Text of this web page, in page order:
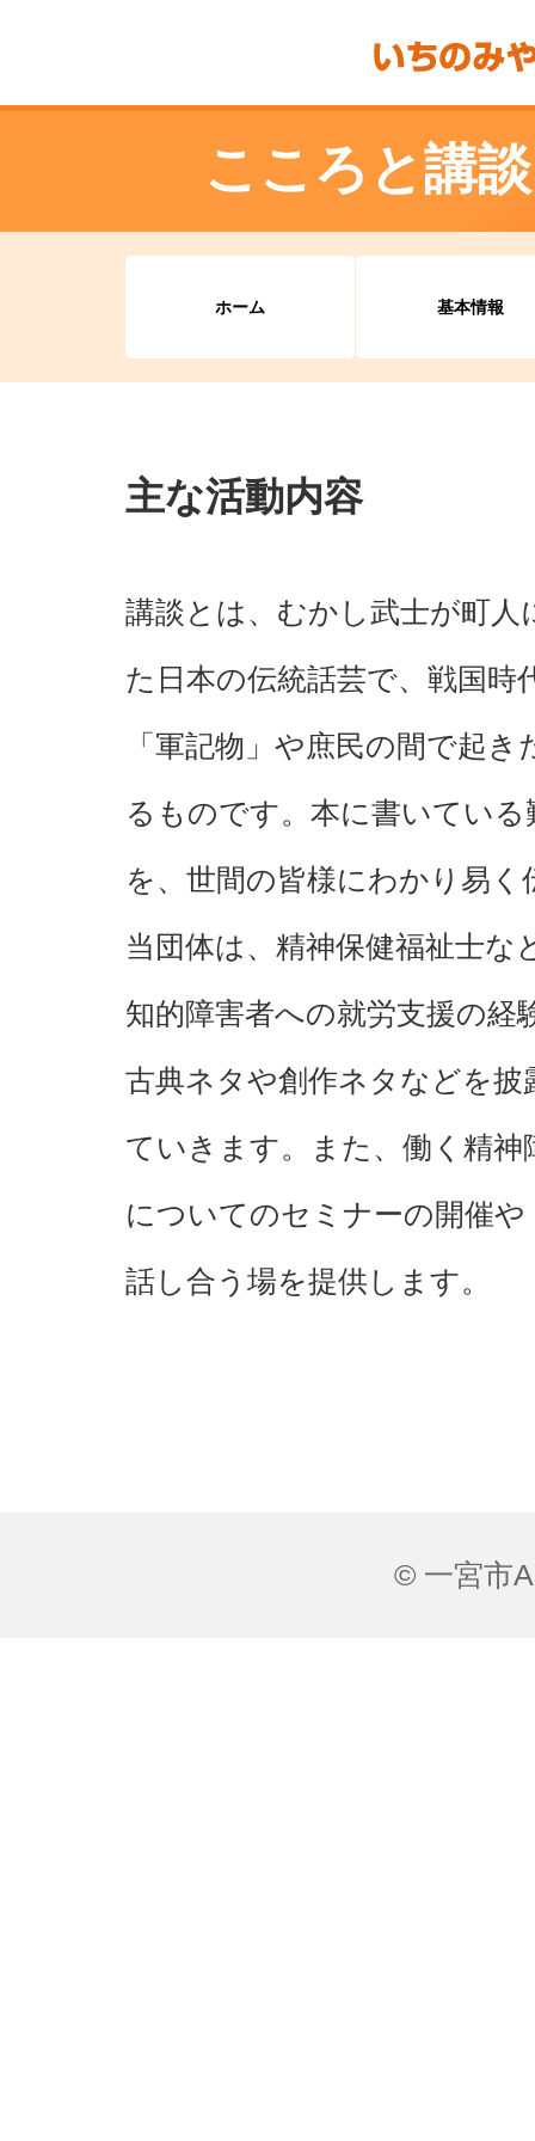
こころと講
ホーム 基本情報
主な活動内容
講談とは、むかし武士が町
た日本の伝統話芸で、戦国時
「軍記物」や庶民の間で起
るものです。本に書いてい
を、世間の皆様にわかり易く
当団体は、精神保健福祉士
知的障害者への就労支援の経
古典ネタや創作ネタなどを
ていきます。また、働く精神
についてのセミナーの開催
話し合う場を提供します。
© 一宮市